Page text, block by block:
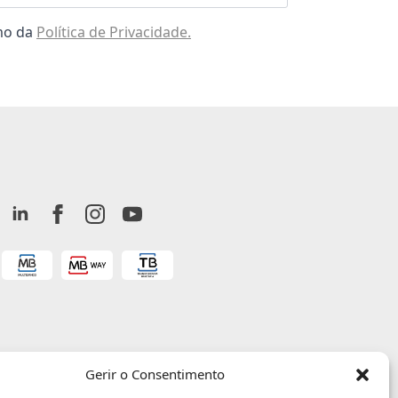
Gerir o Consentimento
da Política de Privacidade.